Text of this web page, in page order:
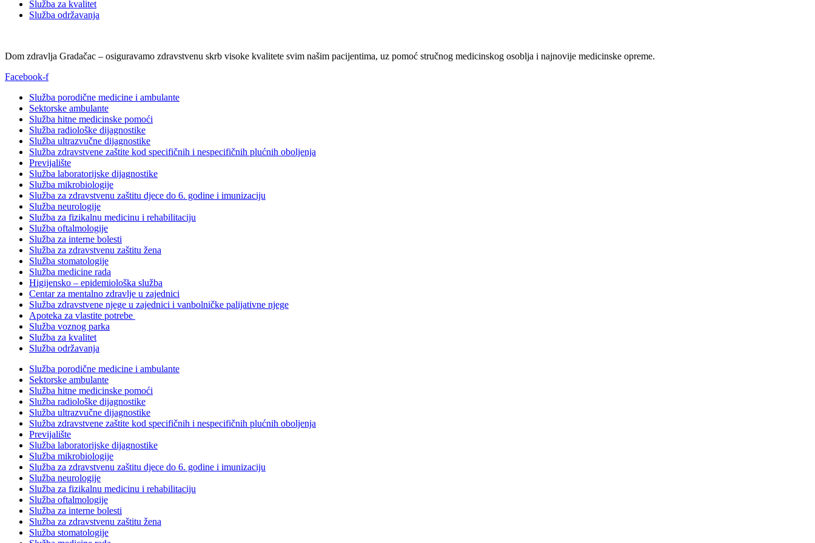
Služba za kvalitet
Služba održavanja
Dom zdravlja Gradačac – osiguravamo zdravstvenu skrb visoke kvalitete svim našim pacijentima, uz pomoć stručnog medicinskog osoblja i najnovije medicinske opreme.
Facebook-f
Služba porodične medicine i ambulante
Sektorske ambulante
Služba hitne medicinske pomoći
Služba radiološke dijagnostike
Služba ultrazvučne dijagnostike
Služba zdravstvene zaštite kod specifičnih i nespecifičnih plućnih oboljenja
Previjalište
Služba laboratorijske dijagnostike
Služba mikrobiologije
Služba za zdravstvenu zaštitu djece do 6. godine i imunizaciju
Služba neurologije
Služba za fizikalnu medicinu i rehabilitaciju
Služba oftalmologije
Služba za interne bolesti
Služba za zdravstvenu zaštitu žena
Služba stomatologije
Služba medicine rada
Higijensko – epidemiološka služba
Centar za mentalno zdravlje u zajednici
Služba zdravstvene njege u zajednici i vanbolničke palijativne njege
Apoteka za vlastite potrebe
Služba voznog parka
Služba za kvalitet
Služba održavanja
Služba porodične medicine i ambulante
Sektorske ambulante
Služba hitne medicinske pomoći
Služba radiološke dijagnostike
Služba ultrazvučne dijagnostike
Služba zdravstvene zaštite kod specifičnih i nespecifičnih plućnih oboljenja
Previjalište
Služba laboratorijske dijagnostike
Služba mikrobiologije
Služba za zdravstvenu zaštitu djece do 6. godine i imunizaciju
Služba neurologije
Služba za fizikalnu medicinu i rehabilitaciju
Služba oftalmologije
Služba za interne bolesti
Služba za zdravstvenu zaštitu žena
Služba stomatologije